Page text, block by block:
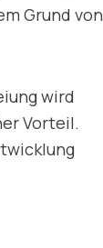
Grund von
wird
Vorteil.